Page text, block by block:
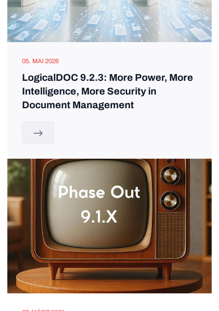
05. MAI 2026
LogicalDOC 9.2.3: More Power, More
Intelligence, More Security in
Document Management